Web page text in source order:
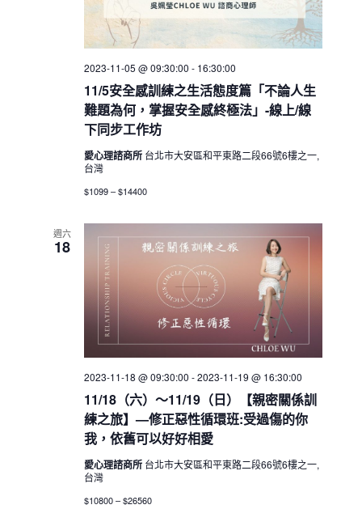
11/5安全感訓練之生活態度篇「不論人生
難題為何，掌握安全感終極法」-線上/線
下同步工作坊
2023-11-05 @ 09:30:00 - 16:30:00
愛心理諮商所 台北市大安區和平東路二段66號6樓之一,
台灣
$1099 – $14400
週六
18
11/18（六）～11/19（日）【親密關係訓
練之旅】—修正惡性循環班:受過傷的你
我，依舊可以好好相愛
2023-11-18 @ 09:30:00 -2023-11-19 @ 16:30:00
愛心理諮商所 台北市大安區和平東路二段66號6樓之一,
台灣
$10800 – $26560